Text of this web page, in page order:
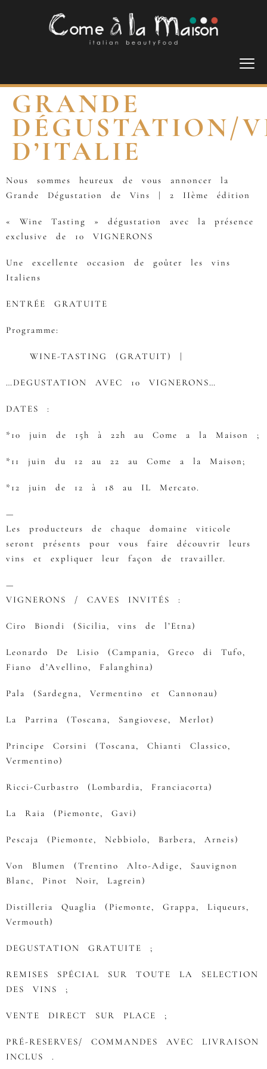
GRANDE
DÉGUSTATION/
D’ITALIE
Nous sommes heureux de vous annoncer la
Grande Dégustation de Vins | 2 IIème édition
« Wine Tasting » dégustation avec la présence
exclusive de 10 VIGNERONS
Une excellente occasion de goûter les vins
Italiens
ENTRÉE GRATUITE
Programme:
WINE-TASTING (GRATUIT) |
…DEGUSTATION AVEC 10 VIGNERONS…
DATES :
*10 juin de 15h à 22h au Come a la Maison ;
*11 juin du 12 au 22 au Come a la Maison;
*12 juin de 12 à 18 au IL Mercato.
—
Les producteurs de chaque domaine viticole
seront présents pour vous faire découvrir leurs
vins et expliquer leur façon de travailler.
—
VIGNERONS / CAVES INVITÉS :
Ciro Biondi (Sicilia, vins de l’Etna)
Leonardo De Lisio (Campania, Greco di Tufo,
Fiano d’Avellino, Falanghina)
Pala (Sardegna, Vermentino et Cannonau)
La Parrina (Toscana, Sangiovese, Merlot)
Principe Corsini (Toscana, Chianti Classico,
Vermentino)
Ricci-Curbastro (Lombardia, Franciacorta)
La Raia (Piemonte, Gavi)
Pescaja (Piemonte, Nebbiolo, Barbera, Arneis)
Von Blumen (Trentino Alto-Adige, Sauvignon
Blanc, Pinot Noir, Lagrein)
Distilleria Quaglia (Piemonte, Grappa, Liqueurs,
Vermouth)
DEGUSTATION GRATUITE ;
REMISES SPÉCIAL SUR TOUTE LA SELECTION
DES VINS ;
VENTE DIRECT SUR PLACE ;
PRÉ-RESERVES/ COMMANDES AVEC LIVRAISON
INCLUS .